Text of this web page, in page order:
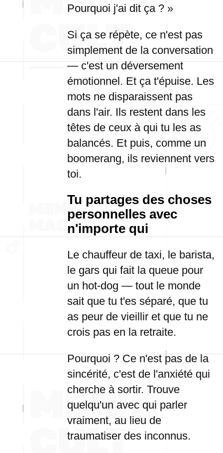
Pourquoi j'ai dit ça ? »
Si ça se répète, ce n'est pas
simplement de la conversation
— c'est un déversement
émotionnel. Et ça t'épuise. Les
mots ne disparaissent pas
dans l'air. Ils restent dans les
têtes de ceux à qui tu les as
balancés. Et puis, comme un
boomerang, ils reviennent vers
toi.
Tu partages des choses
personnelles avec
n'importe qui
Le chauffeur de taxi, le barista,
le gars qui fait la queue pour
un hot-dog — tout le monde
sait que tu t'es séparé, que tu
as peur de vieillir et que tu ne
crois pas en la retraite.
Pourquoi ? Ce n'est pas de la
sincérité, c'est de l'anxiété qui
cherche à sortir. Trouve
quelqu'un avec qui parler
vraiment, au lieu de
traumatiser des inconnus.